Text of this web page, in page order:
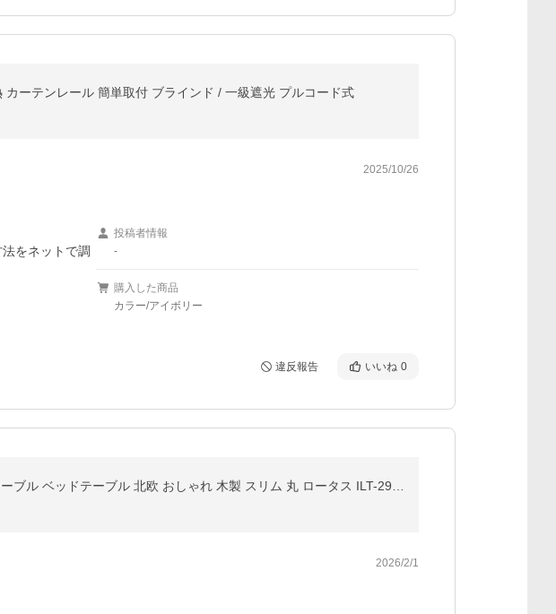
ーテンレール 簡単取付 ブラインド / 一級遮光 プルコード式
2025/10/26
をネットで調
投稿者情報
-
購入した商品
カラー/アイボリー
違反報告 いいね 0
2026/2/1